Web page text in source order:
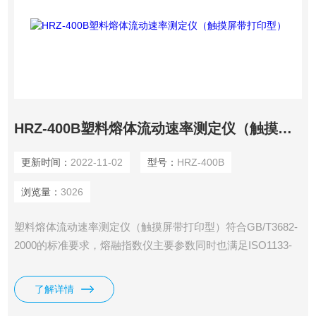
HRZ-400B塑料熔体流动速率测定仪（触摸屏带打印型）
更新时间： 2022-11-02 型号： HRZ-400B
浏览量： 3026
塑料熔体流动速率测定仪（触摸屏带打印型）符合GB/T3682-
2000的标准要求，熔融指数仪主要参数同时也满足ISO1133-
苯乙烯、ＡＢＳ、聚酰胺、纤维树脂、丙烯酸酯、聚甲醛、氟
塑料、聚碳酸脂等多种塑料材料的熔体质量流动速率（MFR）
了解详情